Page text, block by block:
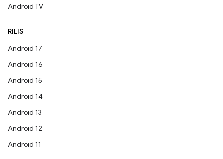
Android TV
RILIS
Android 17
Android 16
Android 15
Android 14
Android 13
Android 12
Android 11